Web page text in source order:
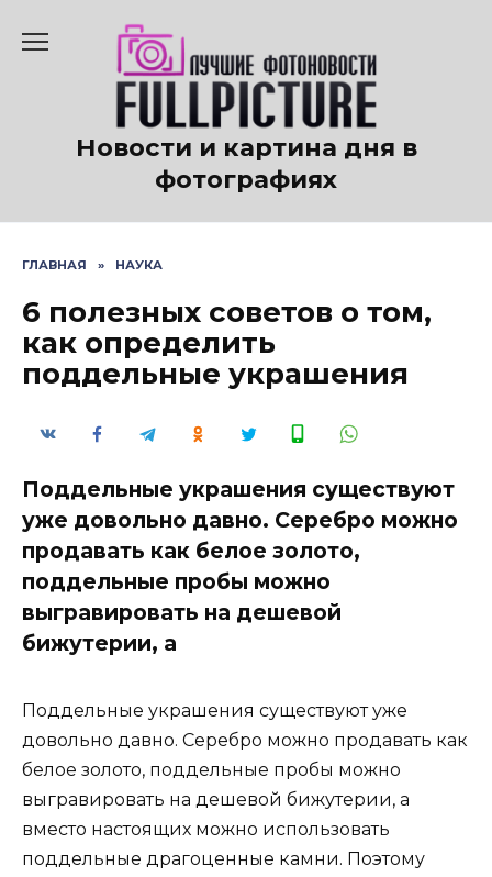
содержанию
Новости и картина дня в
фотографиях
ГЛАВНАЯ » НАУКА
6 полезных советов о том,
как определить
поддельные украшения
Поддельные украшения существуют
уже довольно давно. Серебро можно
продавать как белое золото,
поддельные пробы можно
выгравировать на дешевой
бижутерии, а
Поддельные украшения существуют уже
довольно давно. Серебро можно продавать как
белое золото, поддельные пробы можно
выгравировать на дешевой бижутерии, а
вместо настоящих можно использовать
поддельные драгоценные камни. Поэтому